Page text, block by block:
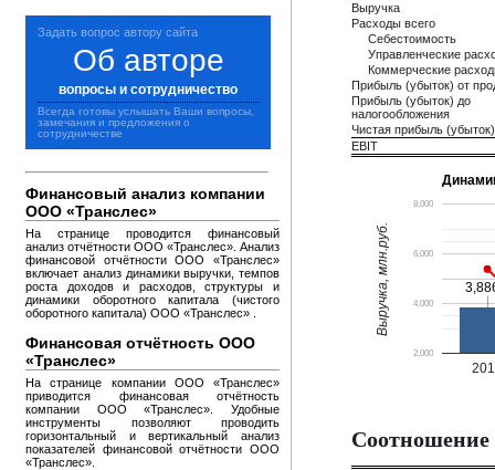
Задать вопрос автору сайта
Об авторе
вопросы и сотрудничество
Всегда готовы услышать Ваши вопросы,
замечания и предложения о
сотрудничестве
Финансовый анализ компании
ООО «Транслес»
На странице проводится финансовый
анализ отчётности ООО «Транслес». Анализ
финансовой отчётности ООО «Транслес»
включает анализ динамики выручки, темпов
роста доходов и расходов, структуры и
динамики оборотного капитала (чистого
оборотного капитала) ООО «Транслес» .
Финансовая отчётность ООО
«Транслес»
На странице компании ООО «Транслес»
приводится финансовая отчётность
компании ООО «Транслес». Удобные
инструменты позволяют проводить
горизонтальный и вертикальный анализ
показателей финансовой отчётности ООО
«Транслес».
Выручка
Расходы всего
Себестоимость
Управленческие
Коммерческие
Прибыль (убыток) от
Прибыль (убыток) до
налогообложения
Чистая прибыль (убыток)
EBIT
2,000
4,000
6,000
8,000
Выручка, млн.руб.
Соотношение